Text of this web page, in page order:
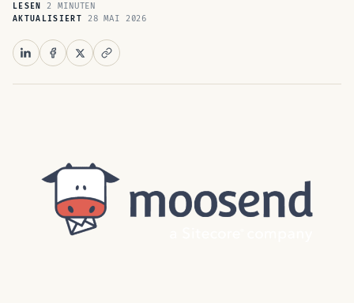
LESEN 2 MINUTEN
AKTUALISIERT 28 MAI 2026